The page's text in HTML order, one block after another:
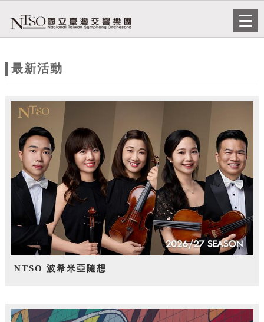
站
題
最新活動
NTSO 波希米亞隨想